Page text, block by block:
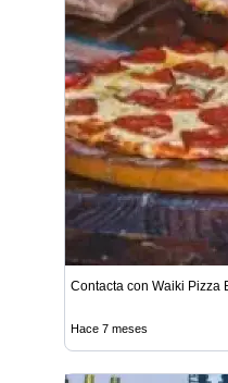
Contacta con Waiki Pizza
Hace 7 meses